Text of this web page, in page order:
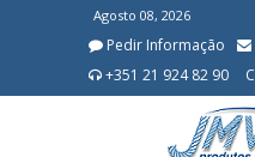
Agosto 08, 2026
Pedir Informação
+351 21 924 82 90